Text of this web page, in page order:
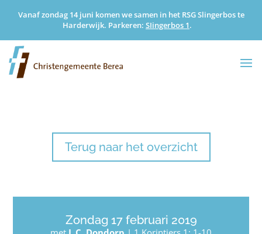
Vanaf zondag 14 juni komen we samen in het RSG Slingerbos te
Harderwijk. Parkeren: SIingerbos 1.
Terug naar het overzicht
Zondag 17 februari 2019